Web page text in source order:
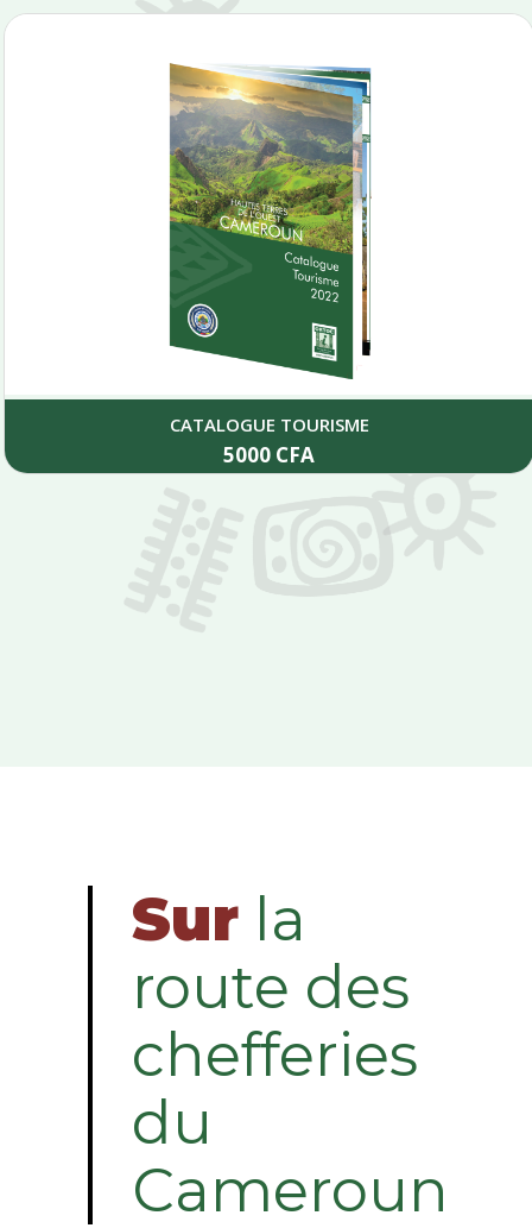
CATALOGUE TOURISME
5000 CFA
Sur la
route des
chefferies
du
Cameroun